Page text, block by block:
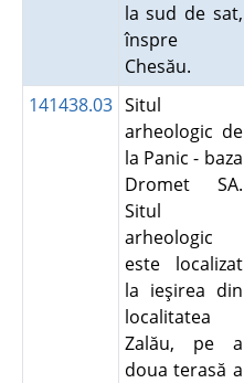
la sud de sat,
înspre
Chesău.
141438.03 Situl
arheologic de
la Panic - baza
Dromet SA.
Situl
arheologic
este localizat
la ieşirea din
localitatea
Zalău, pe a
doua terasă a